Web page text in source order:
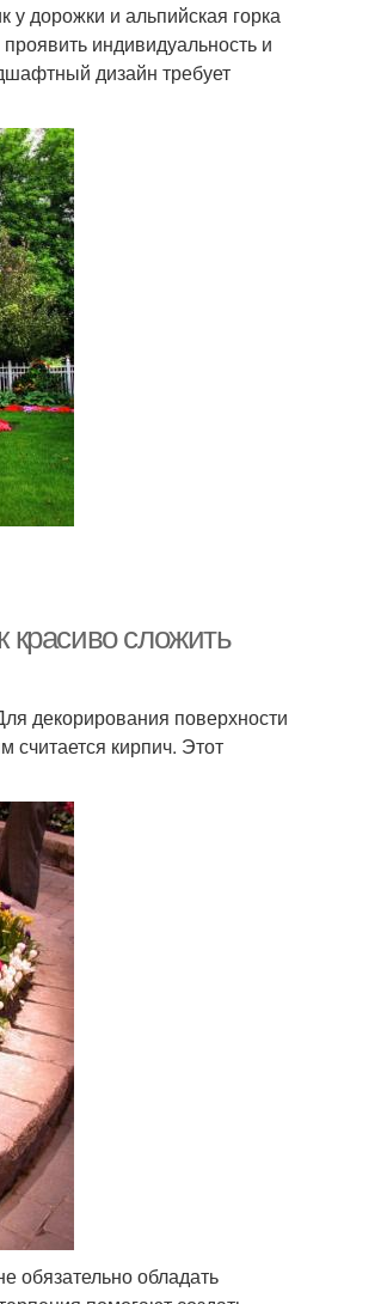
дорожки и альпийская горка
индивидуальность и
дизайн требует
красиво сложить
декорирования поверхности
кирпич. Этот
обязательно обладать